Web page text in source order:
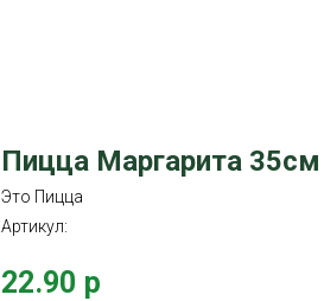
Пицца Маргарита 35см
Это Пицца
Артикул:
22.90 р